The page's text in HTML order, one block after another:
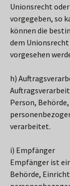
Unionsrecht
vorgegeben, so
können die
dem
vorgesehen
h)
Person,
verarbeitet.
i) Empfänger
Empfänger ist
Behörde,